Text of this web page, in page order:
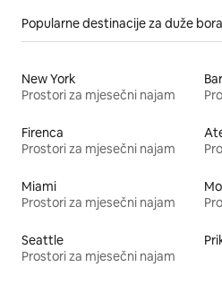
Popularne destinacije za duže
New York
Prostori za mjesečni najam
Firenca
Prostori za mjesečni najam
Miami
Prostori za mjesečni najam
Seattle
Prostori za mjesečni najam